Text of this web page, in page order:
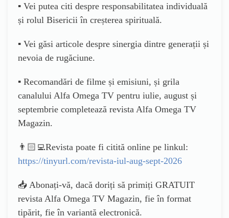
▪️ Vei putea citi despre responsabilitatea individuală
și rolul Bisericii în creșterea spirituală.
▪️ Vei găsi articole despre sinergia dintre generații și
nevoia de rugăciune.
▪️ Recomandări de filme și emisiuni, și grila
canalului Alfa Omega TV pentru iulie, august și
septembrie completează revista Alfa Omega TV
Magazin.
👨🏻‍💻Revista poate fi citită online pe linkul:
https://tinyurl.com/revista-iul-aug-sept-2026
📥 Abonați-vă, dacă doriți să primiți GRATUIT
revista Alfa Omega TV Magazin, fie în format
tipărit, fie în variantă electronică.